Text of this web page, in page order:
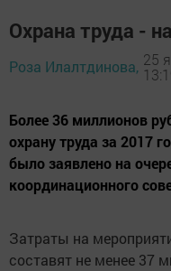
Охрана труда -
Роза Илалтдинова, 25
Более 36 миллионов
охрану труда за 2017
было заявлено на
координационного
Затраты на
составят не менее 37